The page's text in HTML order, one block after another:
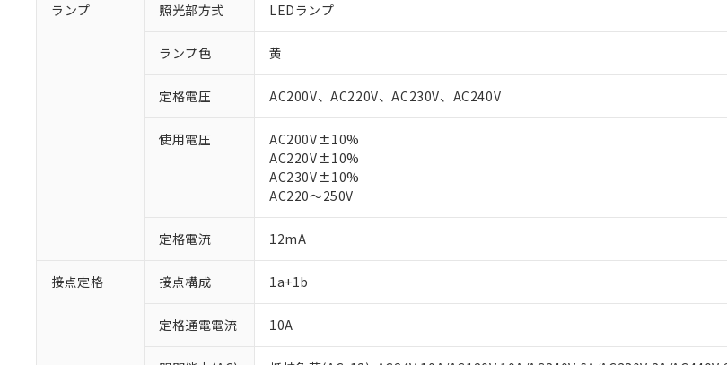
ランプ 照光部方式 LEDランプ
ランプ色 黄
定格電圧 AC200V、AC220V、AC230V、AC240V
使用電圧
AC200V±10%
AC220V±10%
AC230V±10%
AC220～250V
定格電流 12mA
接点定格 接点構成 1a+1b
定格通電電流 10A
ご利用条件
以下の条件をお読みいただき、同意のうえご利用ください。
本サービスは、当社制御機器事業取扱商品の当社在庫状況および標
※1 対応状況
対応済み：EU RoHS指令（10物質）の非含有に対応した製品が提供可
対応予定：EU RoHS指令（10物質）の非含有に対応した製品に切り替える
対応予定なし：EU RoHS指令（10物質）の非含有に非対応の商品で、対
調査・確認中：EU RoHS指令（10物質）の非含有の対応状況を調査中また
非該当品：ライセンス料など無形物で、有害物質有無と関係のない商品で
*EU RoHS指令（10物質）：
※1 中国RoHS○×表
「○」：最大均質材料含有率が中国RoHSの基準値以下であることを示しま
「×」：最大均質材料含有率が中国RoHSの基準値を超えていることを示